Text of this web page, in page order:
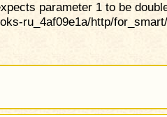
parameter 1 to be
ru_4af09e1a/http/